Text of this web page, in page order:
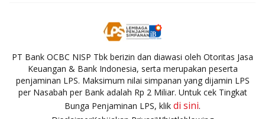
PT Bank OCBC NISP Tbk berizin dan diawasi oleh Otoritas Jasa
Keuangan & Bank Indonesia, serta merupakan peserta
penjaminan LPS. Maksimum nilai simpanan yang dijamin LPS
per Nasabah per Bank adalah Rp 2 Miliar. Untuk cek Tingkat
Bunga Penjaminan LPS, klik di sini.